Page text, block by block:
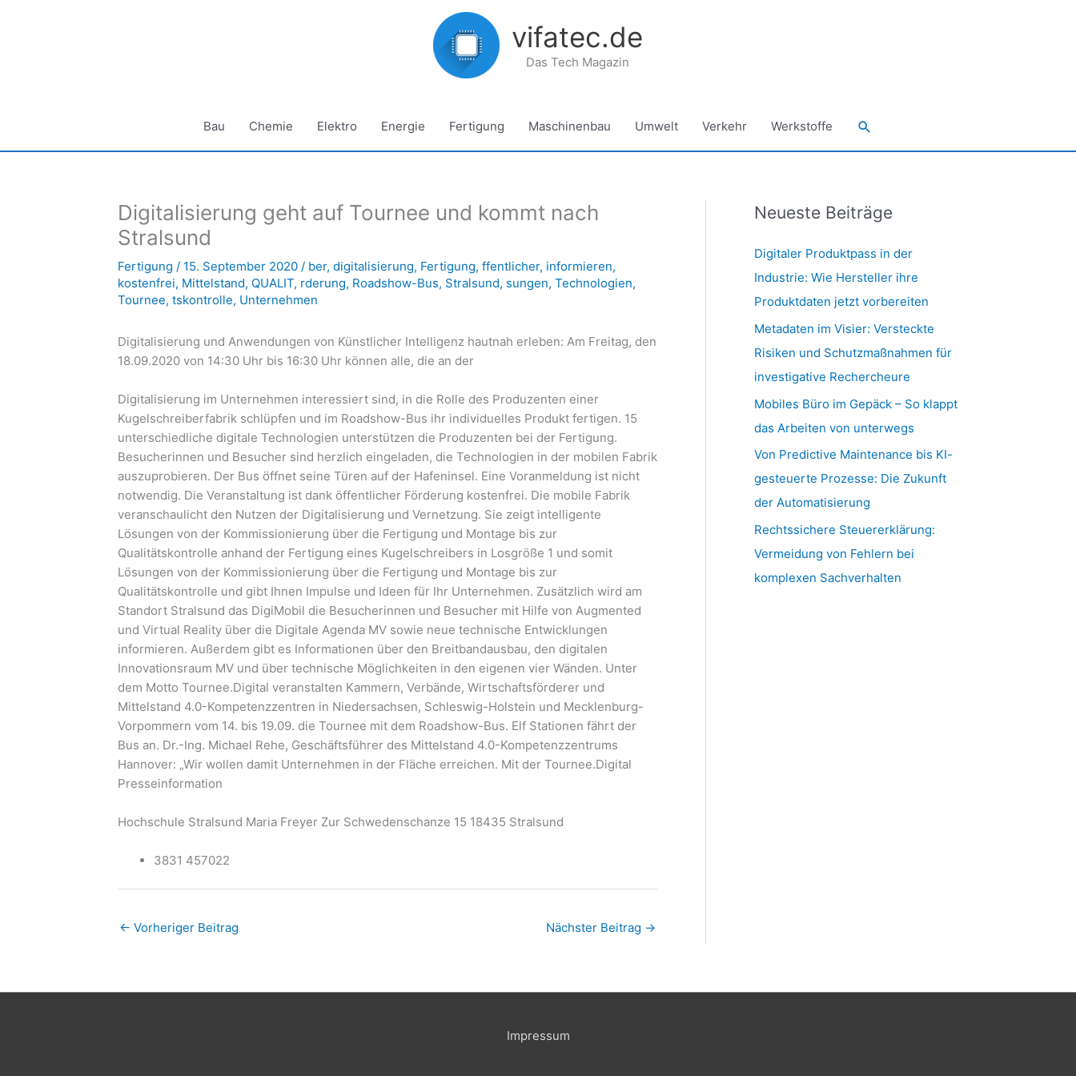
vifatec.de
Das Tech Magazin
Bau Chemie Elektro Energie Fertigung Maschinenbau Umwelt Verkehr Werkstoffe Suchen
Digitalisierung geht auf Tournee und kommt nach
Stralsund
Fertigung / 15. September 2020 / ber, digitalisierung, Fertigung, ffentlicher, informieren,
kostenfrei, Mittelstand, QUALIT, rderung, Roadshow-Bus, Stralsund, sungen, Technologien,
Tournee, tskontrolle, Unternehmen
Digitalisierung und Anwendungen von Künstlicher Intelligenz hautnah erleben: Am Freitag, den
18.09.2020 von 14:30 Uhr bis 16:30 Uhr können alle, die an der
Digitalisierung im Unternehmen interessiert sind, in die Rolle des Produzenten einer
Kugelschreiberfabrik schlüpfen und im Roadshow-Bus ihr individuelles Produkt fertigen. 15
unterschiedliche digitale Technologien unterstützen die Produzenten bei der Fertigung.
Besucherinnen und Besucher sind herzlich eingeladen, die Technologien in der mobilen Fabrik
auszuprobieren. Der Bus öffnet seine Türen auf der Hafeninsel. Eine Voranmeldung ist nicht
notwendig. Die Veranstaltung ist dank öffentlicher Förderung kostenfrei. Die mobile Fabrik
veranschaulicht den Nutzen der Digitalisierung und Vernetzung. Sie zeigt intelligente
Lösungen von der Kommissionierung über die Fertigung und Montage bis zur
Qualitätskontrolle anhand der Fertigung eines Kugelschreibers in Losgröße 1 und somit
Lösungen von der Kommissionierung über die Fertigung und Montage bis zur
Qualitätskontrolle und gibt Ihnen Impulse und Ideen für Ihr Unternehmen. Zusätzlich wird am
Standort Stralsund das DigiMobil die Besucherinnen und Besucher mit Hilfe von Augmented
und Virtual Reality über die Digitale Agenda MV sowie neue technische Entwicklungen
informieren. Außerdem gibt es Informationen über den Breitbandausbau, den digitalen
Innovationsraum MV und über technische Möglichkeiten in den eigenen vier Wänden. Unter
dem Motto Tournee.Digital veranstalten Kammern, Verbände, Wirtschaftsförderer und
Mittelstand 4.0-Kompetenzzentren in Niedersachsen, Schleswig-Holstein und Mecklenburg-
Vorpommern vom 14. bis 19.09. die Tournee mit dem Roadshow-Bus. Elf Stationen fährt der
Bus an. Dr.-Ing. Michael Rehe, Geschäftsführer des Mittelstand 4.0-Kompetenzzentrums
Hannover: „Wir wollen damit Unternehmen in der Fläche erreichen. Mit der Tournee.Digital
Presseinformation
Hochschule Stralsund Maria Freyer Zur Schwedenschanze 15 18435 Stralsund
3831 457022
← Vorheriger Beitrag Nächster Beitrag →
Neueste Beiträge
Digitaler Produktpass in der
Industrie: Wie Hersteller ihre
Produktdaten jetzt vorbereiten
Metadaten im Visier: Versteckte
Risiken und Schutzmaßnahmen für
investigative Rechercheure
Mobiles Büro im Gepäck – So klappt
das Arbeiten von unterwegs
Von Predictive Maintenance bis KI-
gesteuerte Prozesse: Die Zukunft
der Automatisierung
Rechtssichere Steuererklärung:
Vermeidung von Fehlern bei
komplexen Sachverhalten
Impressum